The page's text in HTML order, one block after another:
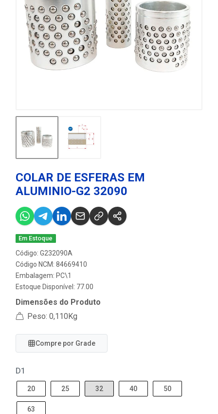
COLAR DE ESFERAS EM
ALUMINIO-G2 32090
Em Estoque
Código: G232090A
Código NCM: 84669410
Embalagem: PC\1
Estoque Disponível: 77.00
Dimensões do Produto
Peso: 0,110Kg
Compre por Grade
D1
20 25 32 40 50
63